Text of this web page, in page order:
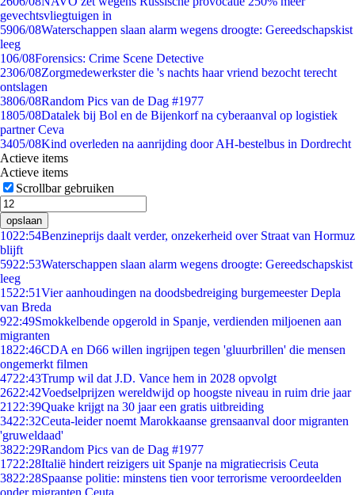
gevechtsvliegtuigen in
5906/08Waterschappen slaan alarm wegens droogte: Gereedschapskist
leeg
106/08Forensics: Crime Scene Detective
2306/08Zorgmedewerkster die 's nachts haar vriend bezocht terecht
ontslagen
3806/08Random Pics van de Dag #1977
1805/08Datalek bij Bol en de Bijenkorf na cyberaanval op logistiek
partner Ceva
3405/08Kind overleden na aanrijding door AH-bestelbus in Dordrecht
Actieve items
Actieve items
Scrollbar gebruiken
opslaan
1022:54Benzineprijs daalt verder, onzekerheid over Straat van Hormuz
blijft
5922:53Waterschappen slaan alarm wegens droogte: Gereedschapskist
leeg
1522:51Vier aanhoudingen na doodsbedreiging burgemeester Depla
van Breda
922:49Smokkelbende opgerold in Spanje, verdienden miljoenen aan
migranten
1822:46CDA en D66 willen ingrijpen tegen 'gluurbrillen' die mensen
ongemerkt filmen
4722:43Trump wil dat J.D. Vance hem in 2028 opvolgt
2622:42Voedselprijzen wereldwijd op hoogste niveau in ruim drie jaar
21 22:39Quake krijgt na 30 jaar een gratis uitbreiding
3422:32Ceuta-leider noemt Marokkaanse grensaanval door migranten
'gruweldaad'
3822:29Random Pics van de Dag #1977
1722:28Italië hindert reizigers uit Spanje na migratiecrisis Ceuta
3822:28Spaanse politie: minstens tien voor terrorisme veroordeelden
onder migranten Ceuta